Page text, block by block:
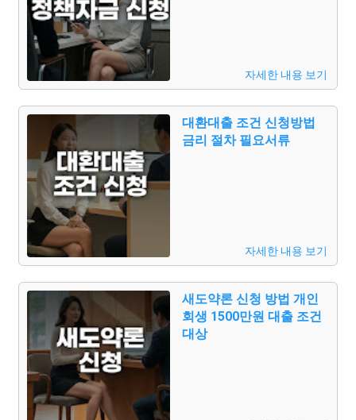
자세한 내용 보기
대환대출 조건 신청방법
금리 절차 필요서류
자세한 내용 보기
새도약론 신청 방법 개인
회생 1500만원 대출 조건
대상